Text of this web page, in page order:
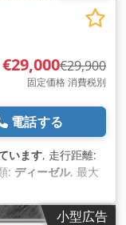
€29,000€29,900
固定価格 消費税別
電話する
います, 走行距離:
: ディーゼル, 最大
, エネルギー効率:D,
ラス:ユーロ6, サ
小型広告